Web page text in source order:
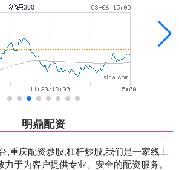
明鼎配资
,重庆配资炒股,杠杆炒股,我们是一家线上
于为客户提供专业、安全的配资服务。